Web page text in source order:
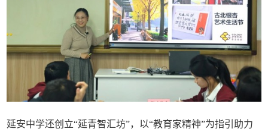
延安中学还创立“延青智汇坊”，以“教育家精神”为指引助力